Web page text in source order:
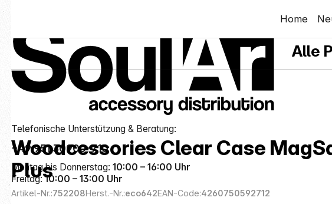
Home
Smartphones
Alle
Woodcessories Clear Case
Plus
Artikel-Nr.:752208Herst.-Nr.:eco642EAN-Code:4260750592712
Telefonische Unterstützung & Beratung:
+49 951 30900-710
Montag bis Donnerstag:10:00 – 16:00 Uhr
Freitag:10:00 – 13:00 Uhr